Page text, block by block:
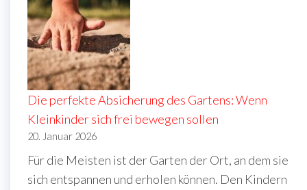
Die perfekte Absicherung des Gartens: Wenn
Kleinkinder sich frei bewegen sollen
20. Januar 2026
Für die Meisten ist der Garten der Ort, an dem sie
sich entspannen und erholen können. Den Kindern